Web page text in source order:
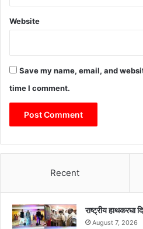
Website
Save my name, email, and
time I comment.
Recent
राष्ट्रीय हाथकरघा
August 7, 2026